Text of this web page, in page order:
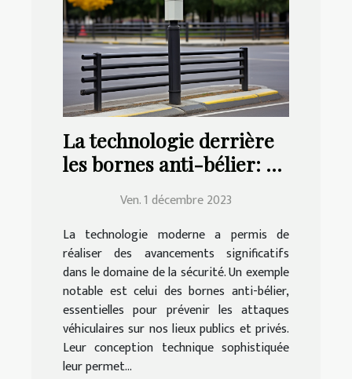
La technologie derrière
les bornes anti-bélier: un
Ven. 1 décembre 2023
La technologie moderne a permis de
réaliser des avancements significatifs
dans le domaine de la sécurité. Un exemple
notable est celui des bornes anti-bélier,
essentielles pour prévenir les attaques
véhiculaires sur nos lieux publics et privés.
Leur conception technique sophistiquée
leur permet...